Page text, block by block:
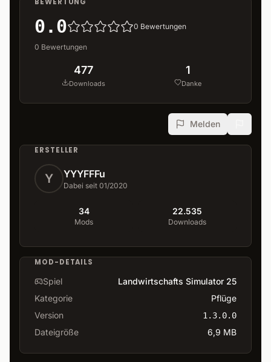
BEWERTUNG
0.0 0 Bewertungen
0 Bewertungen
477
Downloads
1
Danke
Melden
ERSTELLER
Y YYYFFFu
Dabei seit 01/2020
34
Mods
22.535
Downloads
MOD-DETAILS
Spiel
Landwirtschafts Simulator 25
Kategorie
Pflüge
Version
1.3.0.0
Dateigröße 6,9 MB